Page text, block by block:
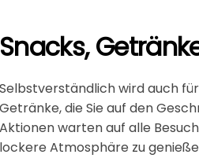
Snacks,
Selbstverständlich wird auch
Getränke, die Sie auf den
Aktionen warten auf alle
lockere Atmosphäre zu